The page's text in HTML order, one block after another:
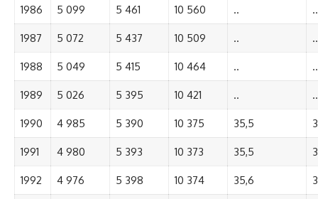
1986 5 099 5 461 10 560 .. ..
1987 5 072 5 437 10 509 .. ..
1988 5 049 5 415 10 464 .. ..
1989 5 026 5 395 10 421 .. ..
1990 4 985 5 390 10 375 35,5
1991 4 980 5 393 10 373 35,5
1992 4 976 5 398 10 374 35,6